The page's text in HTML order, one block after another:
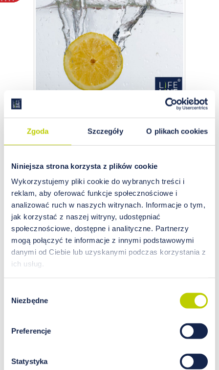
Zgoda Szczegóły O plikach cookies
Niniejsza strona korzysta z plików cookie
Wykorzystujemy pliki cookie do wybranych treści i
reklam, aby oferować funkcje społecznościowe i
analizować ruch w naszych witrynach. Informacje o tym,
jak korzystać z naszej witryny, udostępniać
społecznościowe, dostępne i analityczne. Partnerzy
mogą połączyć te informacje z innymi podstawowymi
danymi od Ciebie lub uzyskanymi podczas korzystania z
ich usług.
zgody
Niezbędne
Preferencje
Statystyka
Znaczenie Witaminy C w
profilaktyce infekcji
sposób im zapobiegać? Przede wszystkim
regularnie wzmacniać odporność. Szczególną
rolę w zapobieganiu infekcjom odgrywa
właściwe odżywianie, umożliwiające pokrycie
zapotrzebowania organizmu na niezbędne
składniki odżywcze. Obecny stan wiedzy
potwierdza korzystny wpływ witaminy C na
wzmocnienie odporności.